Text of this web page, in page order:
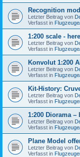
Recognition
Letzter Beitrag von
Verfasst in
1:200 scale -
Letzter Beitrag von
Verfasst in
Konvolut 1:200
Letzter Beitrag von
Verfasst in
Kit-History:
Letzter Beitrag von
Verfasst in
1:200 Diorama
Letzter Beitrag von
Verfasst in
Plane Model
Letzter Beitrag von
Verfasst in